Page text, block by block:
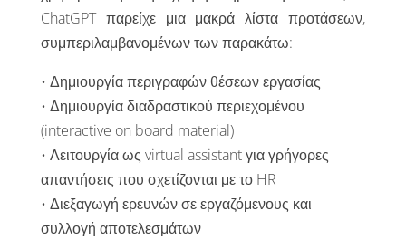
ChatGPT παρείχε μια μακρά λίστα προτάσεων,
συμπεριλαμβανομένων των παρακάτω:
• Δημιουργία περιγραφών θέσεων εργασίας
• Δημιουργία διαδραστικού περιεχομένου
(interactive on board material)
• Λειτουργία ως virtual assistant για γρήγορες
απαντήσεις που σχετίζονται με το HR
• Διεξαγωγή ερευνών σε εργαζόμενους και
συλλογή αποτελεσμάτων